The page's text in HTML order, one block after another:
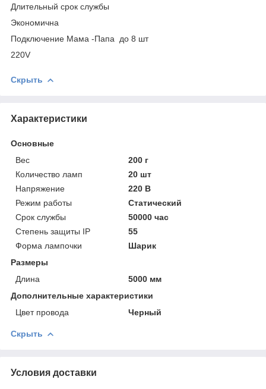
Длительный срок службы
Экономична
Подключение Мама -Папа до 8 шт
220V
Скрыть
Характеристики
Основные
Вес
200 г
Количество ламп
20 шт
Напряжение
220 В
Режим работы
Статический
Срок службы
50000 час
Степень защиты IP
55
Форма лампочки
Шарик
Размеры
Длина
5000 мм
Дополнительные характеристики
Цвет провода
Черный
Скрыть
Условия доставки